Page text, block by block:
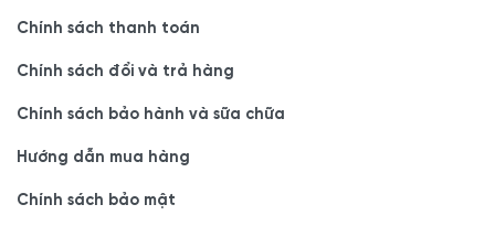
Tuỳ theo mỗi chất liệu gỗ tự nhiên sẽ có những đặc điểm khác
nhau. Để nắm rõ hơn về từng loại chất liệu, cùng xem qua bảng
liệu
Bàn
Gỗ thông sở hữu phần thân mềm nhẹ, khả năng chịu
Chính sách thanh toán
Chính sách đổi và trả hàng
Chính sách bảo hành và sữa chữa
Hướng dẫn mua hàng
Chính sách bảo mật